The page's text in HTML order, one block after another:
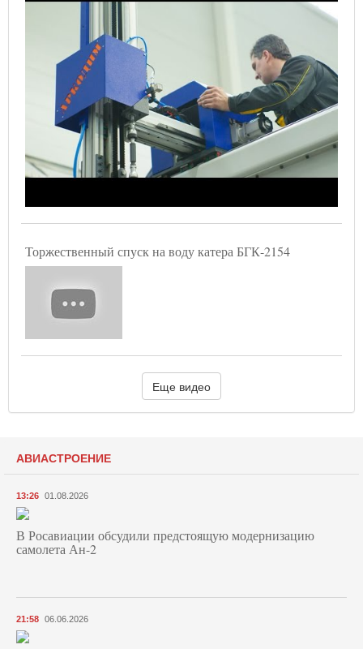
Торжественный спуск на воду катера БГК-2154
Еще видео
АВИАСТРОЕНИЕ
13:26 01.08.2026
В Росавиации обсудили предстоящую модернизацию
самолета Ан-2
21:58 06.06.2026